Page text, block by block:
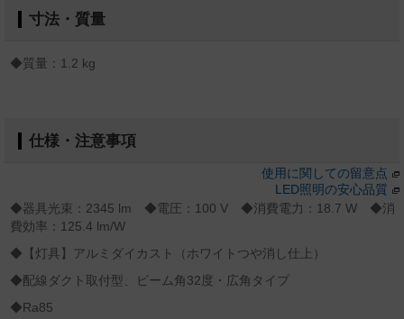
寸法・質量
◆質量：1.2 kg
仕様・注意事項
使用に関しての留意点
LED照明の安心品質
◆器具光束：2345 lm ◆電圧：100 V ◆消費電力：18.7 W ◆消
費効率：125.4 lm/W
◆【灯具】アルミダイカスト（ホワイトつや消し仕上）
◆配線ダクト取付型、ビーム角32度・広角タイプ
◆Ra85